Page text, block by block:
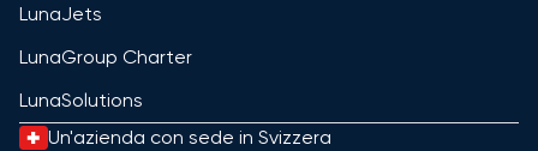
LunaJets
LunaGroup Charter
LunaSolutions
Un'azienda con sede in Svizzera